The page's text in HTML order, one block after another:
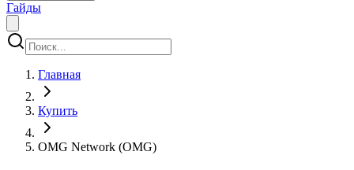
Гайды
Главная
Купить
OMG Network (OMG)